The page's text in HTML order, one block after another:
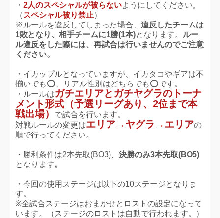
・ 2人のスペシャルが被らないようにしてください。
（ スペシャル被り禁止）
※ルールを違反してしまった場合、 違反したチームは
1敗となり、相手チームに1勝(1本)となります。 ルー
ル違反をした際には、再試合は行いませんのでご注意
ください。
・イカップルとなっていますが、イカタコやギアは不
揃いでも️⭕️、リアル性別はどちらでも️⭕️です。
・ルールはガチエリアとガチヤグラのトーナ
メント形式（予選リーグあり、2位まで本
戦出場）
で試合を行います。
対戦ルールの変更はエリア→ヤグラ→エリアの
順で行ってください。
・勝利条件は2本先取(BO3)、 決勝のみ3本先取(BO5)
となります。
・今回の使用ステージは以下の10ステージとなりま
す。
※全試合ステージはおまかせとロストの設定になって
います。（ステージのロストは自動で行われます。）